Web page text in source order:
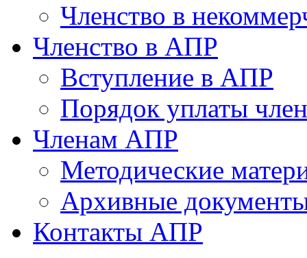
Членство в
Членство в АПР
Вступление в АПР
Порядок уплаты
Членам АПР
Методические
Архивные
Контакты АПР